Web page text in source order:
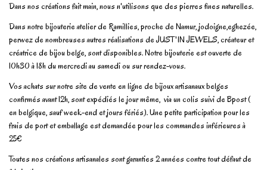
Dans nos créations fait main, nous n'utilisons que des pierres fines naturelles.
Dans notre bijouterie atelier de Ramillies, proche de Namur, jodoigne,eghezée,
perwez de nombreuses autres réalisations de JUST'IN JEWELS, créateur et
créatrice de bijou belge, sont disponibles. Notre bijouterie est ouverte de
10h30 à 18h du mercredi au samedi ou sur rendez-vous.
Vos achats sur notre site de vente en ligne de bijoux artisanaux belges
confirmés avant 12h, sont expédiés le jour même, via un colis suivi de Bpost (
en belgique, sauf week-end et jours fériés). Une petite participation pour les
frais de port et emballage est demandée pour les commandes inférieures à
25€
Toutes nos créations artisanales sont garanties 2 années contre tout défaut de